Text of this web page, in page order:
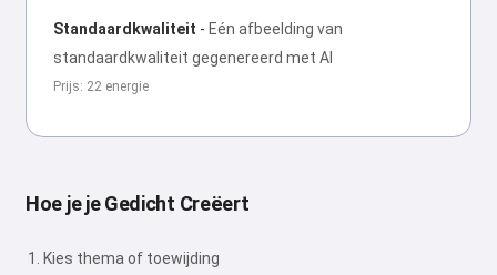
Standaardkwaliteit - Eén afbeelding van
standaardkwaliteit gegenereerd met AI
Prijs: 22 energie
Hoe je je Gedicht Creëert
Kies thema of toewijding